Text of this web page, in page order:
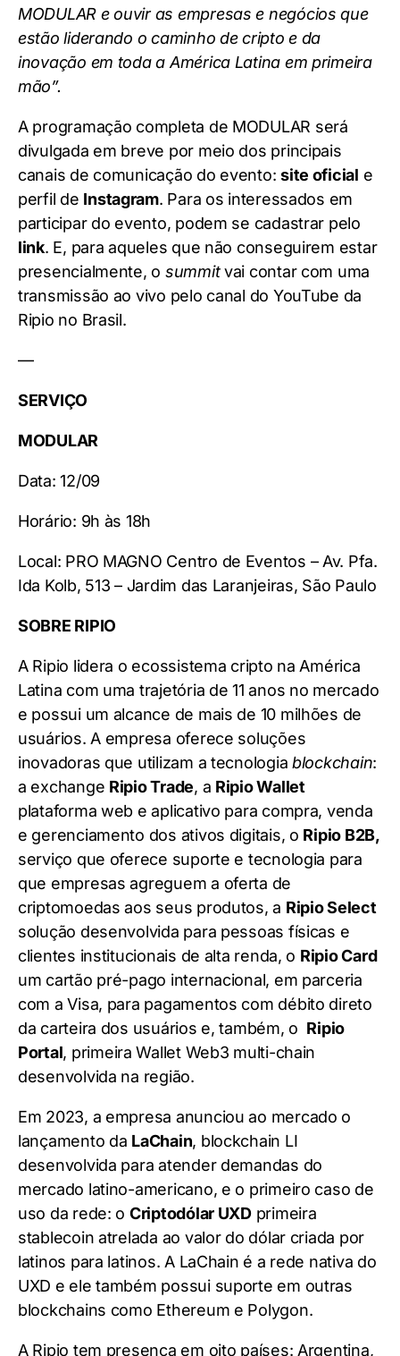
MODULAR e ouvir as empresas e negócios que
estão liderando o caminho de cripto e da
inovação em toda a América Latina em primeira
mão”.
A programação completa de MODULAR será
divulgada em breve por meio dos principais
canais de comunicação do evento:site oficial e
perfil de Instagram. Para os interessados em
participar do evento, podem se cadastrar pelo
link. E, para aqueles que não conseguirem estar
presencialmente, o summitvai contar com uma
transmissão ao vivo pelo canal do YouTube da
Ripio no Brasil.
—
SERVIÇO
MODULAR
Data: 12/09
Horário: 9h às 18h
Local: PRO MAGNO Centro de Eventos – Av. Pfa.
Ida Kolb, 513 – Jardim das Laranjeiras, São Paulo
SOBRE RIPIO
A Ripio lidera o ecossistema cripto na América
Latina com uma trajetória de 11 anos no mercado
e possui um alcance de mais de 10 milhões de
usuários. A empresa oferece soluções
inovadoras que utilizam a tecnologiablockchain:
a exchange Ripio Trade, a Ripio Wallet
plataforma web e aplicativo para compra, venda
e gerenciamento dos ativos digitais, o Ripio B2B,
serviço que oferece suporte e tecnologia para
que empresas agreguem a oferta de
criptomoedas aos seus produtos, a Ripio Select
solução desenvolvida para pessoas físicas e
clientes institucionais de alta renda, o Ripio Card
um cartão pré-pago internacional, em parceria
com a Visa, para pagamentos com débito direto
da carteira dos usuários e, também, o Ripio
Portal, primeira Wallet Web3 multi-chain
desenvolvida na região.
Em 2023, a empresa anunciou ao mercado o
lançamento da LaChain, blockchain LI
desenvolvida para atender demandas do
mercado latino-americano, e o primeiro caso de
uso da rede: o Criptodólar UXDprimeira
stablecoin atrelada ao valor do dólar criada por
latinos para latinos. A LaChain é a rede nativa do
UXD e ele também possui suporte em outras
blockchains como Ethereum e Polygon.
A Ripio tem presença em oito países: Argentina,